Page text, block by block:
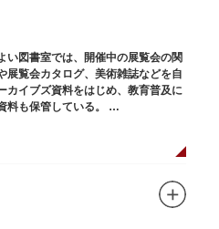
い図書室では、開催中の展覧会の関
展覧会カタログ、美術雑誌などを自
カイブズ資料をはじめ、教育普及に
料も保管している。